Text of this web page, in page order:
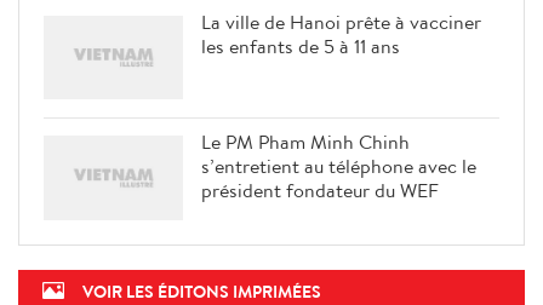
La ville de Hanoi prête à vacciner
les enfants de 5 à 11 ans
Le PM Pham Minh Chinh
s’entretient au téléphone avec le
président fondateur du WEF
VOIR LES ÉDITONS IMPRIMÉES